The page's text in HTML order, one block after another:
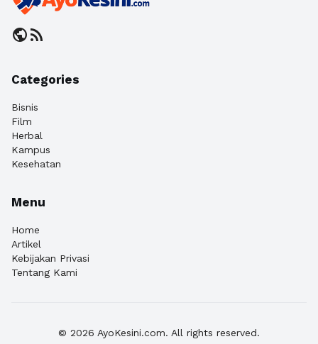
publicrss_feed
Categories
Bisnis
Film
Herbal
Kampus
Kesehatan
Menu
Home
Artikel
Kebijakan Privasi
Tentang Kami
© 2026 AyoKesini.com. All rights reserved.